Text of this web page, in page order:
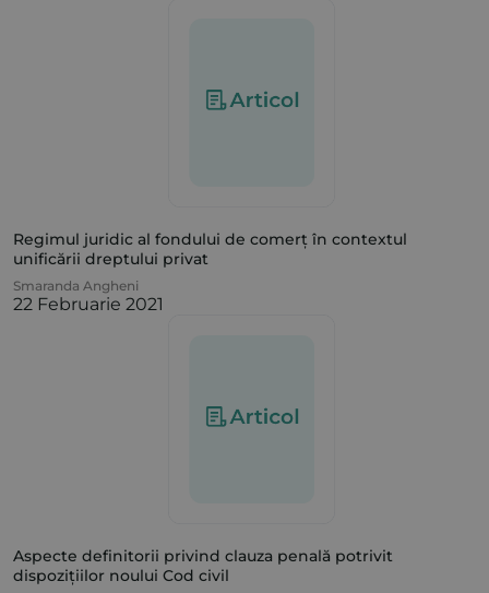
Regimul juridic al fondului de comerț în contextul
unificării dreptului privat
Smaranda Angheni
22 Februarie 2021
Aspecte definitorii privind clauza penală potrivit
dispozițiilor noului Cod civil